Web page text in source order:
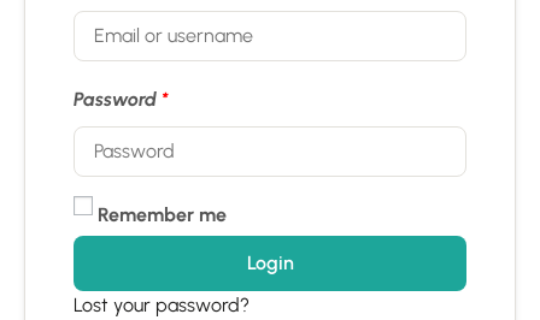
Password *
Remember me
Login
Lost your password?